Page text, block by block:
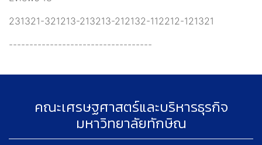
231321-321213-213213-212132-112212-121321
-----------------------------------
คณะเศรษฐศาสตร์และบริหารธุรกิจ
มหาวิทยาลัยทักษิณ